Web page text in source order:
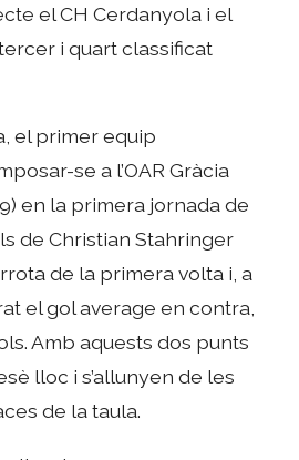
el CH Cerdanyola i el
i quart classificat
el primer equip
se a l’OAR Gràcia
en la primera jornada de
de Christian Stahringer
de la primera volta i, a
el gol average en contra,
Amb aquests dos punts
lloc i s’allunyen de les
de la taula.